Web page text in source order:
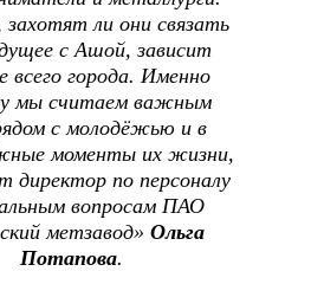
ли они связать
с Ашой, зависит
всего города. Именно
мы считаем важным
с молодёжью и в
моменты их жизни,
директор по персоналу
вопросам ПАО
метзавод» Ольга
Потапова.